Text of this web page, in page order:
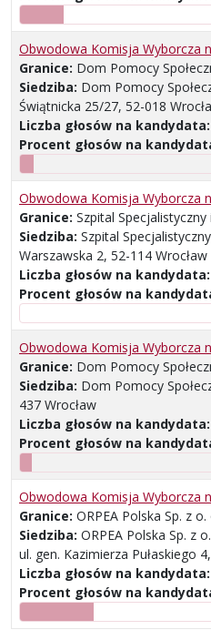
Obwodowa Komisja Wyborcza
Granice: Dom Pomocy
Siedziba: Dom Pomocy
Świątnicka 25/27, 52-018
Liczba głosów na kandydata:
Procent głosów na
Obwodowa Komisja Wyborcza
Granice: Szpital Specjalistyczny
Siedziba: Szpital
Warszawska 2, 52-114 Wrocław
Liczba głosów na kandydata:
Procent głosów na
Obwodowa Komisja Wyborcza
Granice: Dom Pomocy
Siedziba: Dom Pomocy
437 Wrocław
Liczba głosów na kandydata:
Procent głosów na
Obwodowa Komisja Wyborcza
Granice: ORPEA Polska Sp. z
Siedziba: ORPEA Polska Sp. z
ul. gen. Kazimierza Pułaskiego
Liczba głosów na kandydata:
Procent głosów na